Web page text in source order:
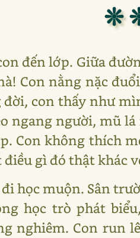
❊
đến lớp. Giữa
Con nằng nặc
con thấy như
ngang người, mũ
Con không thích
gì đó thật khác
học muộn. Sân
học trò phát
nghiêm. Con run